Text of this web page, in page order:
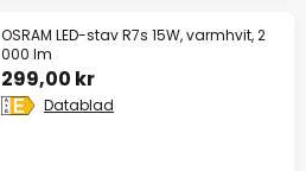
OSRAM LED-stav R7s 15W, varmhvit, 2
000 lm
299,00 kr
Datablad